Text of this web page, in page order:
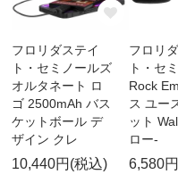
フロリダステイ
ト・セミノールズ
オルタネート ロ
ゴ 2500mAh バス
ケットボール デ
ザイン クレ
10,440円(税込)
フロリ
ト・セ
Rock
ス ユー
ット
ロー-
6,580